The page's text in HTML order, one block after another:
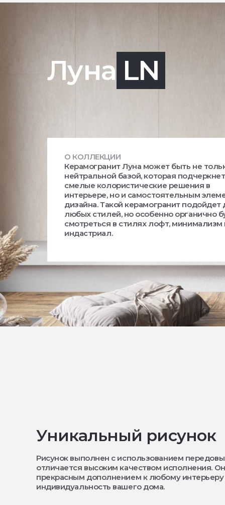
Луна LN
О КОЛЛЕКЦИИ
Керамогранит Луна может быть не
нейтральной базой, которая подчеркнет
смелые колористические решения в
интерьере, но и самостоятельным
дизайна. Такой керамогранит подойдет
любых стилей, но особенно органично
смотреться в стилях лофт, минимализм
индастриал.
Уникальный рисунок
Рисунок выполнен с использованием
отличается высоким качеством исполнения.
прекрасным дополнением к любому
индивидуальность вашего дома.